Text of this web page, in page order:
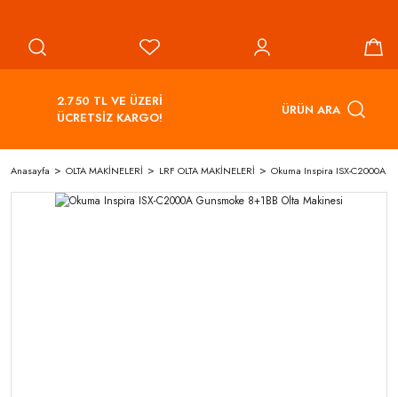
2.750 TL VE ÜZERİ
ÜCRETSİZ KARGO!
ÜRÜN ARA
Anasayfa OLTA MAKİNELERİ LRF OLTA MAKİNELERİ Okuma Inspira ISX-C2000A